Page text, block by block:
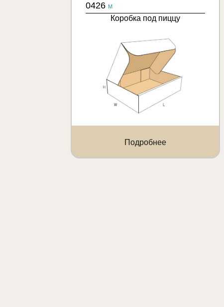
0426 M
Коробка под пиццу
Подробнее